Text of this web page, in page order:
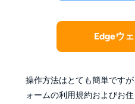
Edgeウ
操作方法はとても簡単です
ォームの利用規約およびお